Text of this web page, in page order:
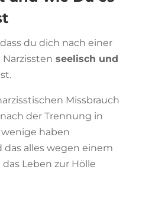
du dich nach einer
seelisch und
Missbrauch
der Trennung in
wenige haben
das alles wegen einem
Leben zur Hölle